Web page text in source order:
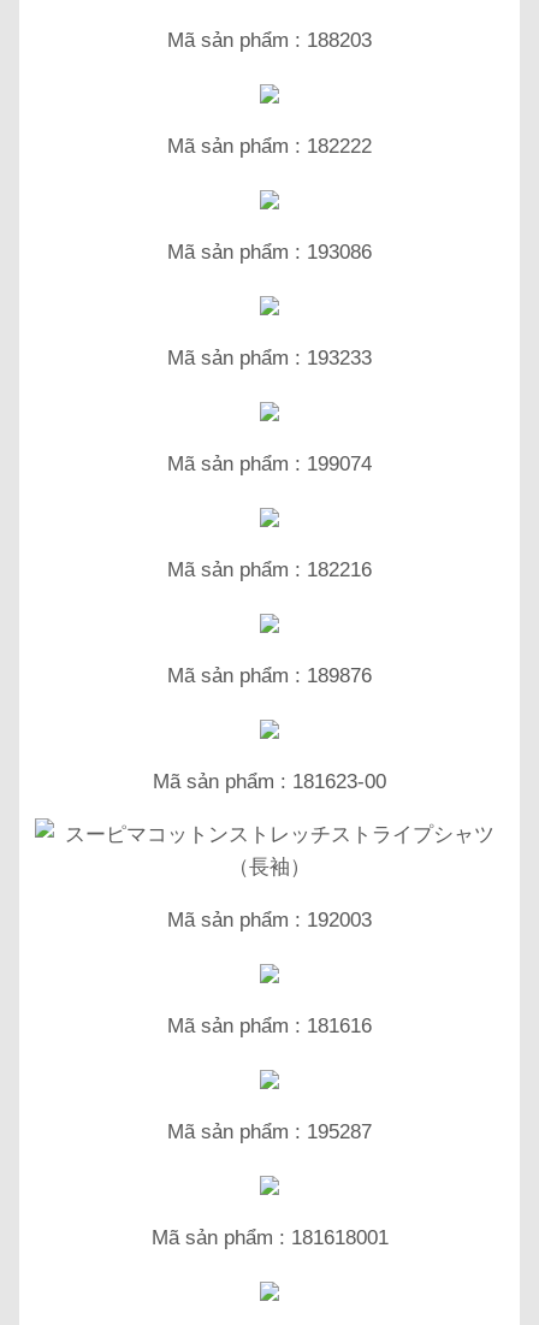
Mã sản phẩm : 188203
Mã sản phẩm : 182222
Mã sản phẩm : 193086
Mã sản phẩm : 193233
Mã sản phẩm : 199074
Mã sản phẩm : 182216
Mã sản phẩm : 189876
Mã sản phẩm : 181623-00
Mã sản phẩm : 192003
Mã sản phẩm : 181616
Mã sản phẩm : 195287
Mã sản phẩm : 181618001